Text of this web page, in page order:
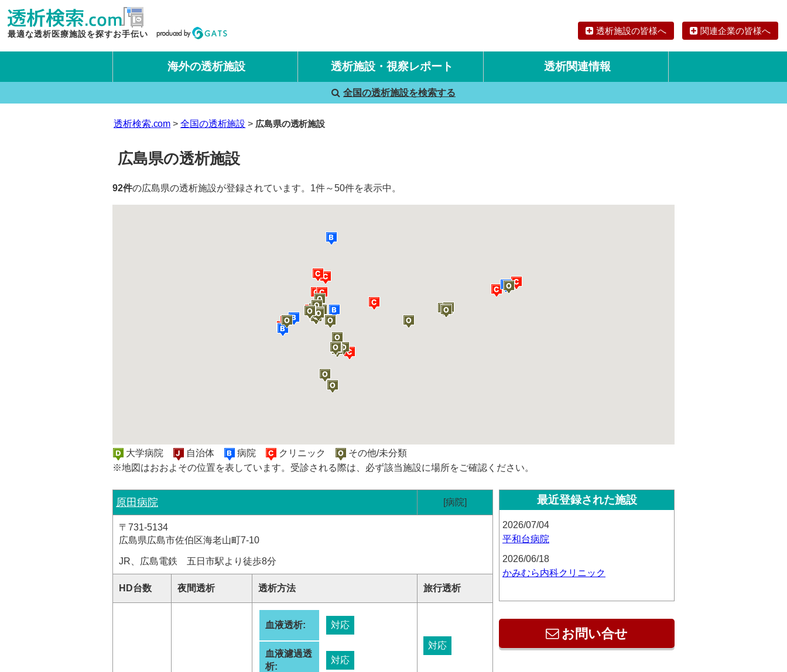
最適な透析医療施設を探すお手伝い 透析施設の皆様へ 関連企業の皆様へ
海外の透析施設 透析施設・視察レポート
国内旅行透析レポート
海外旅行透析レポート
透析関連情報
全国の透析施設を検索する
透析検索.com 全国の透析施設 広島県の透析施設
広島県の透析施設
92件の広島県の透析施設が登録されています。1件～50件を表示中。
大学病院 自治体 病院 クリニック
その他/未分類
※地図はおおよその位置を表しています。受診される際は、必ず該当施設に場所をご確認ください。
原田病院 [病院]
〒731-5134
広島県広島市佐伯区海老山町7-10
JR、広島電鉄 五日市駅より徒歩8分
HD台数 夜間透析 透析方法 旅行透析
血液透析: 対応
血液濾過透
析:
対応
対応
最近登録された施設
2026/07/04
平和台病院
2026/06/18
かみむら内科クリニック
お問い合せ